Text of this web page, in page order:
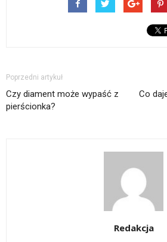
Poprzedni artykuł
Czy diament może wypaść z
pierścionka?
Co
Redakcja